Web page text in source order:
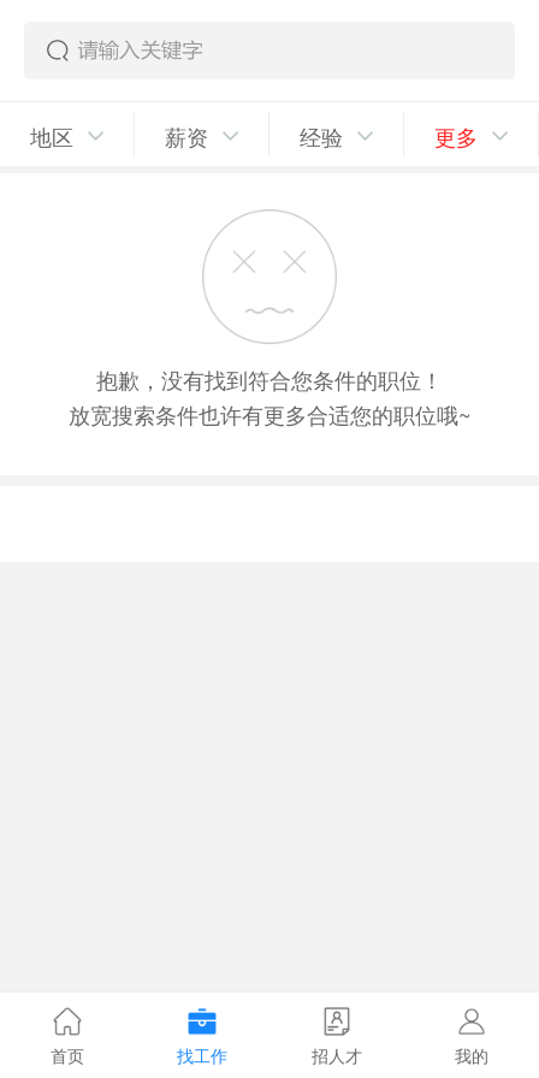
地区 薪资 经验 更多
抱歉，没有找到符合您条件的职位！
放宽搜索条件也许有更多合适您的职位哦~
首页 找工作 招人才 我的